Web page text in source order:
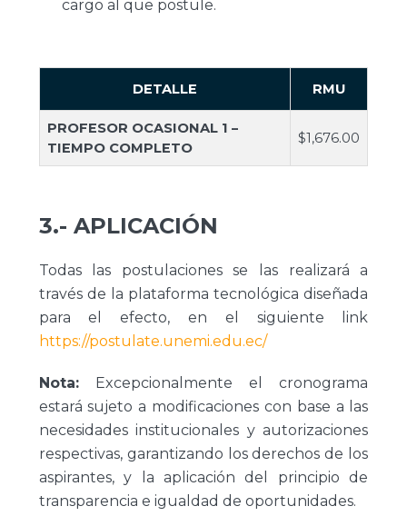
cargo al que postule.
DETALLE RMU
PROFESOR OCASIONAL 1 –
TIEMPO COMPLETO
$1,676.00
3.- APLICACIÓN
Todas las postulaciones se las realizará a
través de la plataforma tecnológica diseñada
para el efecto, en el siguiente link
https://postulate.unemi.edu.ec/
Nota:Excepcionalmente el cronograma
estará sujeto a modificaciones con base a las
necesidades institucionales y autorizaciones
respectivas, garantizando los derechos de los
aspirantes, y la aplicación del principio de
transparencia e igualdad de oportunidades.